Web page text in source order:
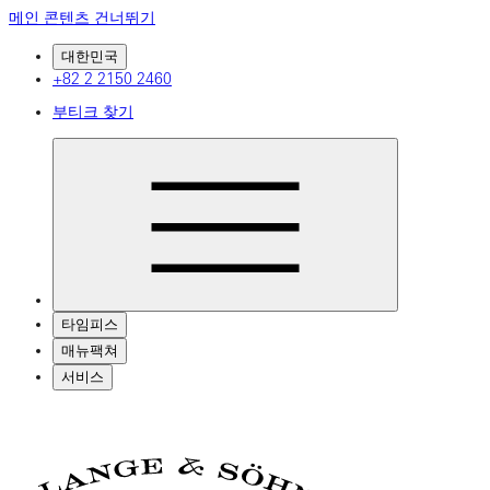
메인 콘텐츠 건너뛰기
대한민국
+82 2 2150 2460
부티크 찾기
타임피스
매뉴팩쳐
서비스